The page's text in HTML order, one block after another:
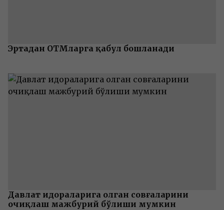
Эртадан ОТМларга қабул бошланади
Давлат идораларига олган совғаларини
очиқлаш мажбурий бўлиши мумкин